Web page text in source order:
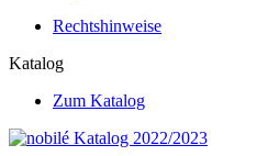
Rechtshinweise
Katalog
Zum Katalog